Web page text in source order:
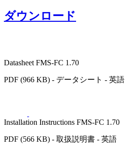
ダウンロード
Datasheet FMS-FC 1.70
PDF (966 KB) - データシート - 英語
Installation Instructions FMS-FC 1.70
PDF (566 KB) - 取扱説明書 - 英語